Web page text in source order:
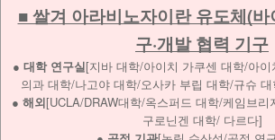
■ 쌀겨 아라비노자이란 유도체(
구·개발 협력 기구
● 대학 연구실[지바 대학/아이치 가쿠센 대학/아
의과 대학/나고야 대학/오사카 부립 대학/규슈
● 해외[UCLA/DRAW대학/옥스퍼드 대학/케임브
구로닌겐 대학/ 다르다]